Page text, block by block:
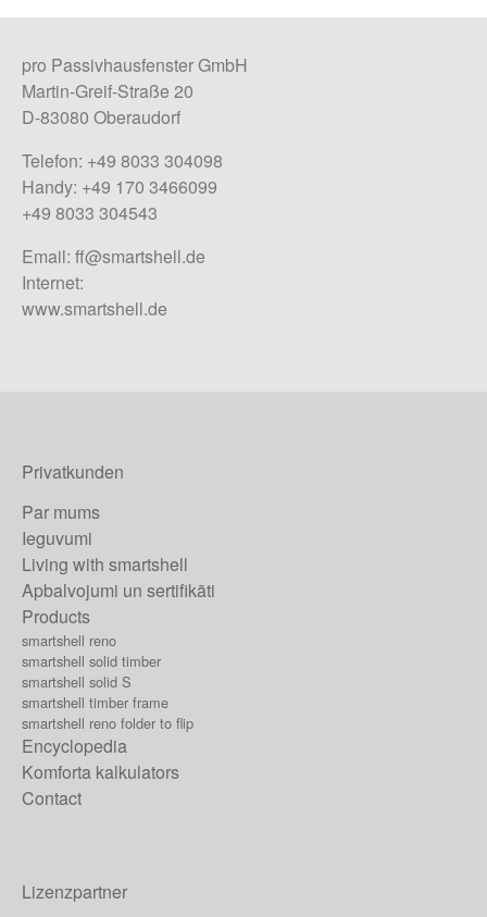
pro Passivhausfenster GmbH
Martin-Greif-Straße 20
D-83080 Oberaudorf
Telefon: +49 8033 304098
Handy: +49 170 3466099
+49 8033 304543
Email: ff@smartshell.de
Internet:
www.smartshell.de
Privatkunden
Par mums
Ieguvumi
Living with smartshell
Apbalvojumi un sertifikāti
Products
smartshell reno
smartshell solid timber
smartshell solid S
smartshell timber frame
smartshell reno folder to flip
Encyclopedia
Komforta kalkulators
Contact
Lizenzpartner